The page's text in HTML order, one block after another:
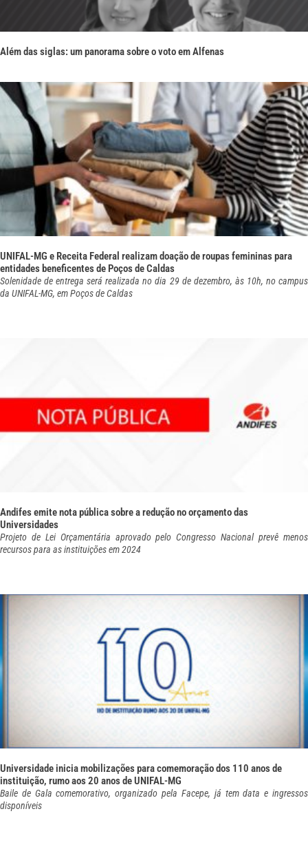
Além das siglas: um panorama sobre o voto em Alfenas
UNIFAL-MG e Receita Federal realizam doação de roupas femininas para
entidades beneficentes de Poços de Caldas
Solenidade de entrega será realizada no dia 29 de dezembro, às 10h, no campus
da UNIFAL-MG, em Poços de Caldas
Andifes emite nota pública sobre a redução no orçamento das
Universidades
Projeto de Lei Orçamentária aprovado pelo Congresso Nacional prevê menos
recursos para as instituições em 2024
Universidade inicia mobilizações para comemoração dos 110 anos de
instituição, rumo aos 20 anos de UNIFAL-MG
Baile de Gala comemorativo, organizado pela Facepe, já tem data e ingressos
disponíveis